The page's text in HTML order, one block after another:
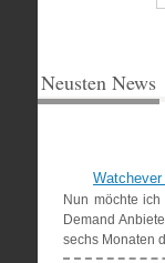
Neusten News
Nun möchte
Demand
sechs Monaten